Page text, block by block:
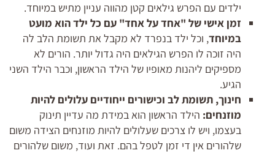
ילדים עם הפרש גילאים קטן מהווה עניין מתיש במיוחד.
זמן אישי של "אחד על אחד" עם כל ילד הוא מועט
במיוחד, וכל ילד בנפרד לא מקבל את תשומת הלב לה
היה זוכה לו הפרש הגילאים היה גדול יותר. הורים לא
מספיקים ליהנות מאופיו של הילד הראשון, וכבר הילד השני
הגיע.
חינוך, תשומת לב וכישורים ייחודיים עלולים להיות
מוזנחים: הילד הראשון הוא במידת מה עדיין תינוק
בעצמו, ויש לו צרכים שעלולים להיות מוזנחים הצידה משום
שלהורים אין די זמן לטפל בהם. זאת ועוד, משום שלהורים